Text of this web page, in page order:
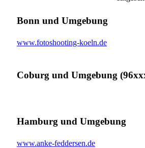
Bonn und Umgebung
www.fotoshooting-koeln.de
Coburg und Umgebung
Hamburg und Umgebung
www.anke-feddersen.de